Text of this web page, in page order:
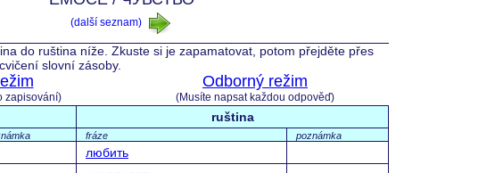
(další seznam)
do ruština níže. Zkuste si je zapamatovat, potom přejděte přes
slovní zásoby.
zapisování)
Odborný režim
(Musíte napsat každou odpověď)
ruština
fráze poznámka
любить